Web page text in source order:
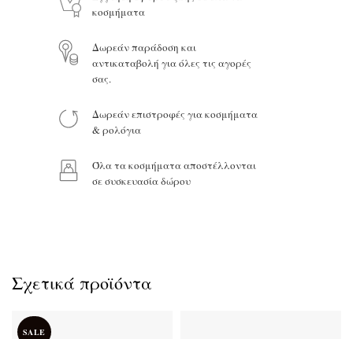
Το μήνυμά σας
κοσμήματα
Δωρεάν παράδοση και
αντικαταβολή για όλες τις αγορές
σας.
Δωρεάν επιστροφές για κοσμήματα
& ρολόγια
Όλα τα κοσμήματα αποστέλλονται
σε συσκευασία δώρου
Σχετικά προϊόντα
SALE